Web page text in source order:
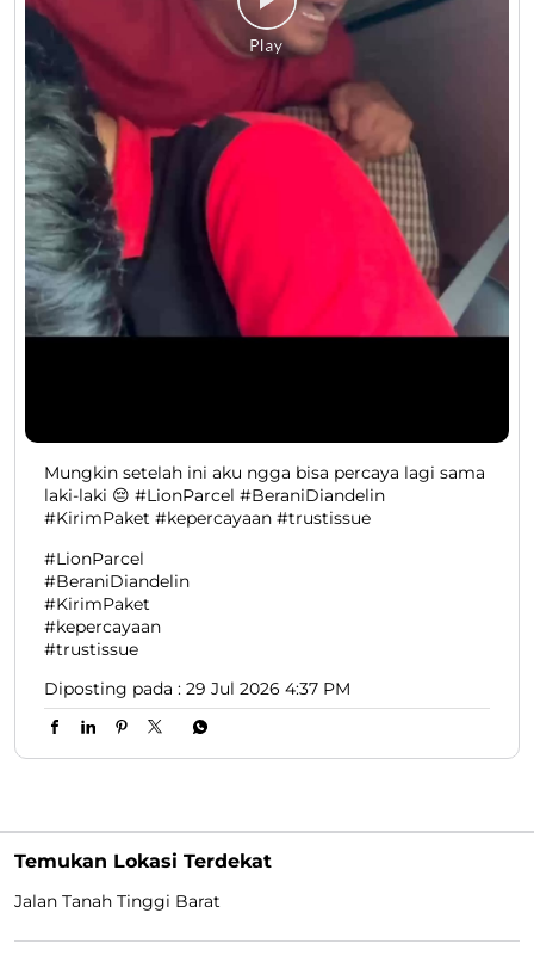
Mungkin setelah ini aku ngga bisa percaya lagi sama
laki-laki 😔 #LionParcel #BeraniDiandelin
#KirimPaket #kepercayaan #trustissue
#LionParcel
#BeraniDiandelin
#KirimPaket
#kepercayaan
#trustissue
Diposting pada : 29 Jul 2026 4:37 PM
Temukan Lokasi Terdekat
Jalan Tanah Tinggi Barat